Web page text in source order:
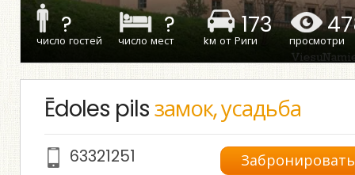
?
число гостей
?
число мест
173
kм от Риги просмотри
Ēdoles pilsзамок, усадьба
Забронировать
63321251